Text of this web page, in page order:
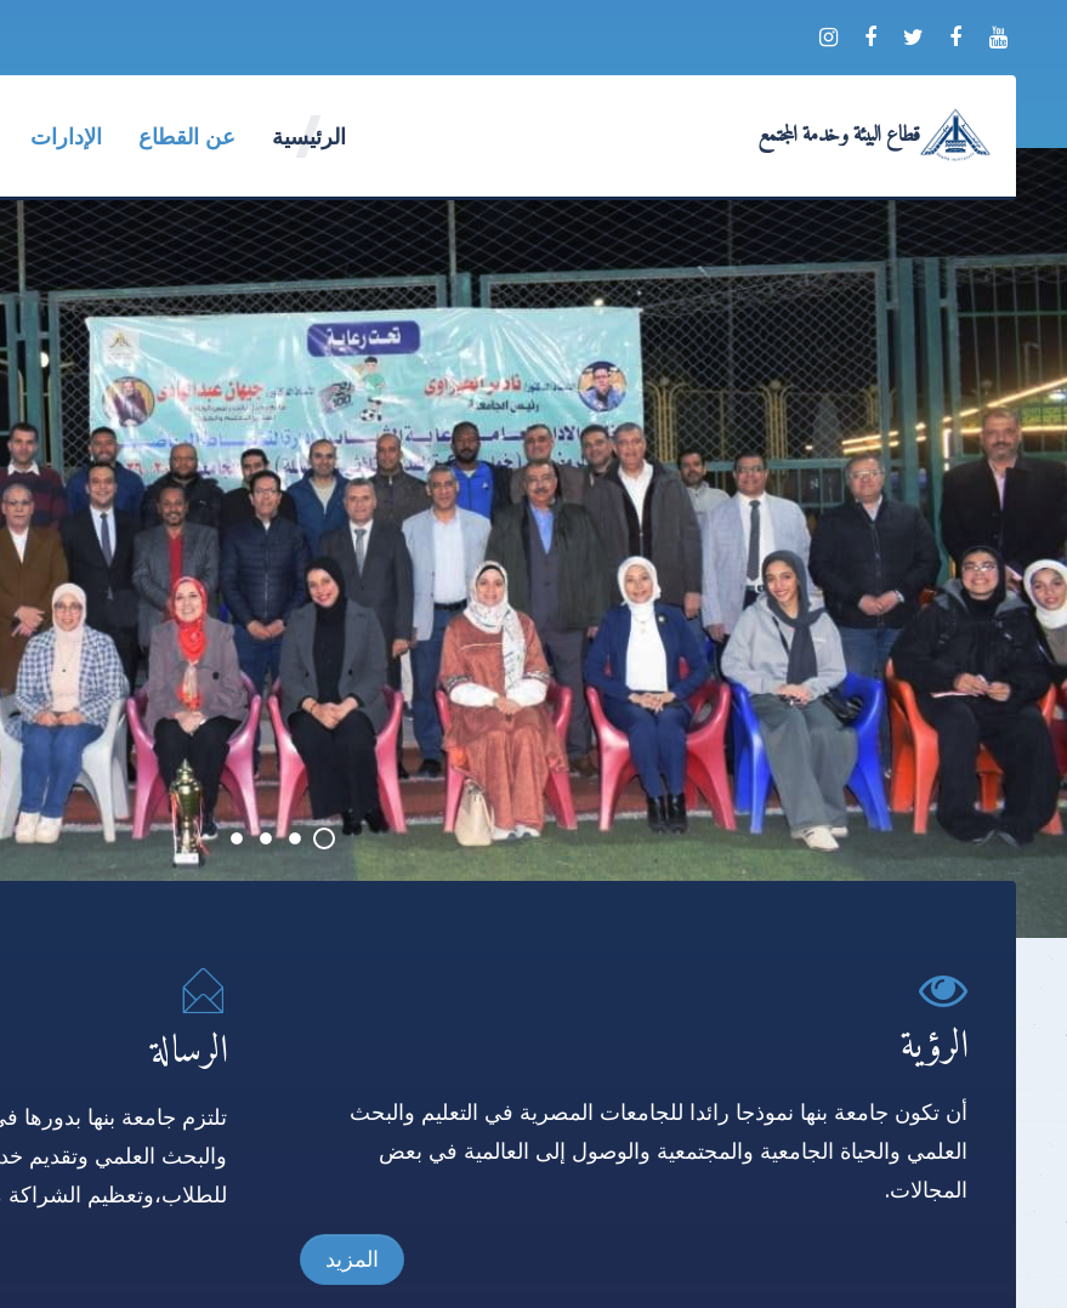
قطاع البيئة وخدمة المجتمع الرئيسية عن القطاع الإدارات
الرؤية
أن تكون جامعة بنها نموذجا رائدا للجامعات المصرية في التعليم والبحث
العلمي والحياة الجامعية والمجتمعية والوصول إلى العالمية في بعض
المجالات.
المزيد
الرسالة
تلتزم جامعة بنها بدورها
والبحث العلمي وتقديم
للطلاب،وتعظيم الشراكة